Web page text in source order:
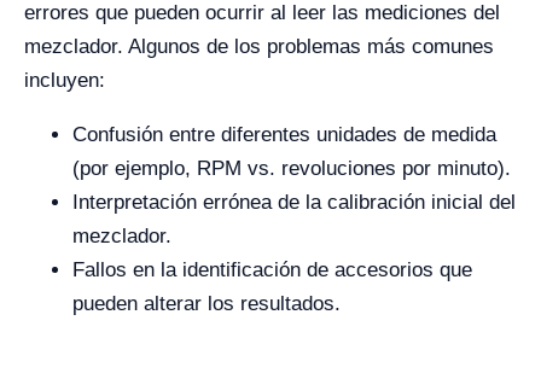
errores que pueden ocurrir al leer las mediciones del
mezclador. Algunos de los problemas más comunes
incluyen:
Confusión entre diferentes unidades de medida
(por ejemplo, RPM vs. revoluciones por minuto).
Interpretación errónea de la calibración inicial del
mezclador.
Fallos en la identificación de accesorios que
pueden alterar los resultados.